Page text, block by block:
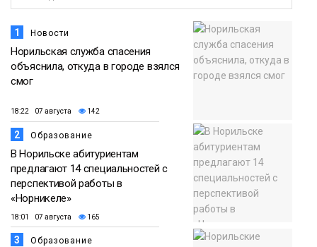
1 Новости
Норильская служба спасения
объяснила, откуда в городе взялся
смог
18:22 07 августа 142
2 Образование
В Норильске абитуриентам
предлагают 14 специальностей с
перспективой работы в
«Норникеле»
18:01 07 августа 165
3 Образование